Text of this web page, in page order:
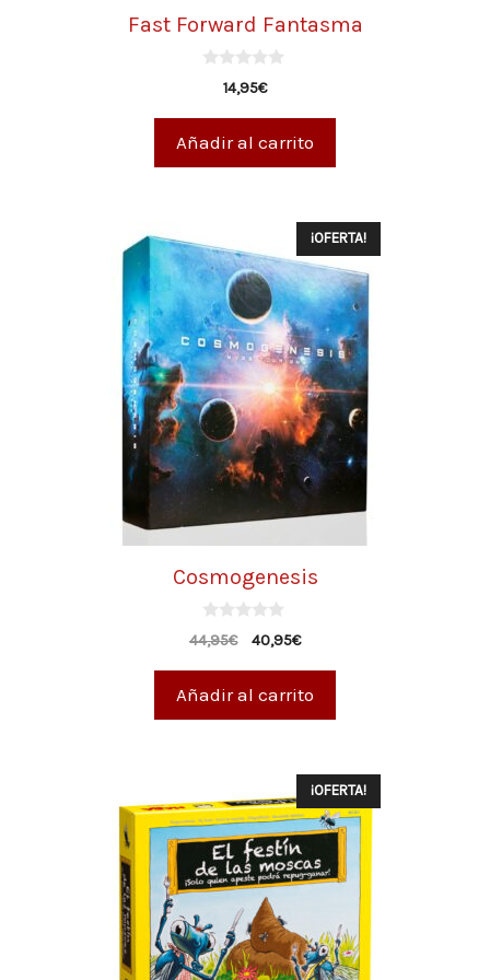
Fast Forward Fantasma
14,95€
Añadir al carrito
¡OFERTA!
Cosmogenesis
0
d
44,95€ 40,95€
Añadir al carrito
¡OFERTA!